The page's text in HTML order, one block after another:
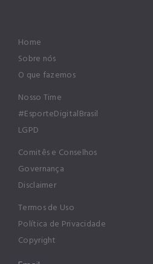
Home
Sobre nós
O que fazemos
Nosso Time
#EsporteDigitalBrasil
LGPD
Comitês e Conselhos
Governança
Disclaimer
Termos de Uso
Política de Privacidade
Copyright